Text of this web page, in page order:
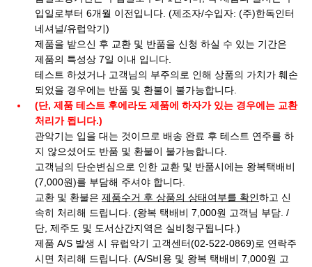
입일로부터 6개월 이전입니다. (제조자/수입자: (주)한독인터
네셔널/유럽악기)
제품을 받으신 후 교환 및 반품을 신청 하실 수 있는 기간은
제품의 특성상 7일 이내 입니다.
테스트 하셨거나 고객님의 부주의로 인해 상품의 가치가 훼손
되었을 경우에는 반품 및 환불이 불가능합니다.
(단, 제품 테스트 후에라도 제품에 하자가 있는 경우에는 교환
처리가 됩니다.)
관악기는 입을 대는 것이므로 배송 완료 후 테스트 연주를 하
지 않으셨어도 반품 및 환불이 불가능합니다.
고객님의 단순변심으로 인한 교환 및 반품시에는 왕복택배비
(7,000원)를 부담해 주셔야 합니다.
교환 및 환불은 제품수거 후 상품의 상태여부를 확인하고 신
속히 처리해 드립니다. (왕복 택배비 7,000원 고객님 부담. /
단, 제주도 및 도서산간지역은 실비청구됩니다.)
제품 A/S 발생 시 유럽악기 고객센터(02-522-0869)로 연락주
시면 처리해 드립니다. (A/S비용 및 왕복 택배비 7,000원 고